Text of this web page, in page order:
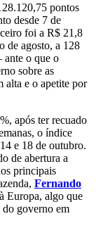
pontos
desde 7 de
foi a R$ 21,8
de agosto, a 128
ante o que o
sobre as
alta e o apetite por
após ter recuado
o índice
e 18 de outubro.
de abertura a
principais
Fernando
Europa, algo que
do governo em